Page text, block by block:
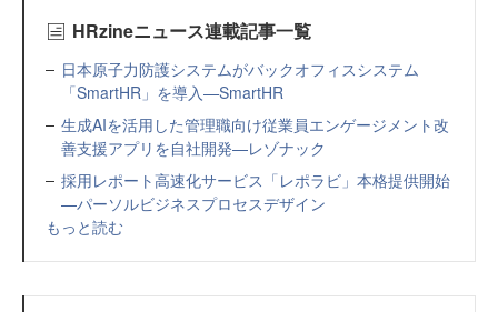
HRzineニュース連載記事一覧
日本原子力防護システムがバックオフィスシステム
「SmartHR」を導入—SmartHR
生成AIを活用した管理職向け従業員エンゲージメント改
善支援アプリを自社開発—レゾナック
採用レポート高速化サービス「レポラビ」本格提供開始
—パーソルビジネスプロセスデザイン
もっと読む